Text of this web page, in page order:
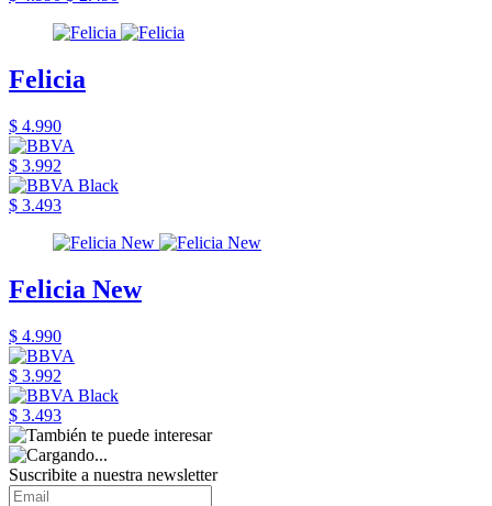
Felicia
$ 4.990
$ 3.992
$ 3.493
Felicia New
$ 4.990
$ 3.992
$ 3.493
Suscribite a nuestra newsletter